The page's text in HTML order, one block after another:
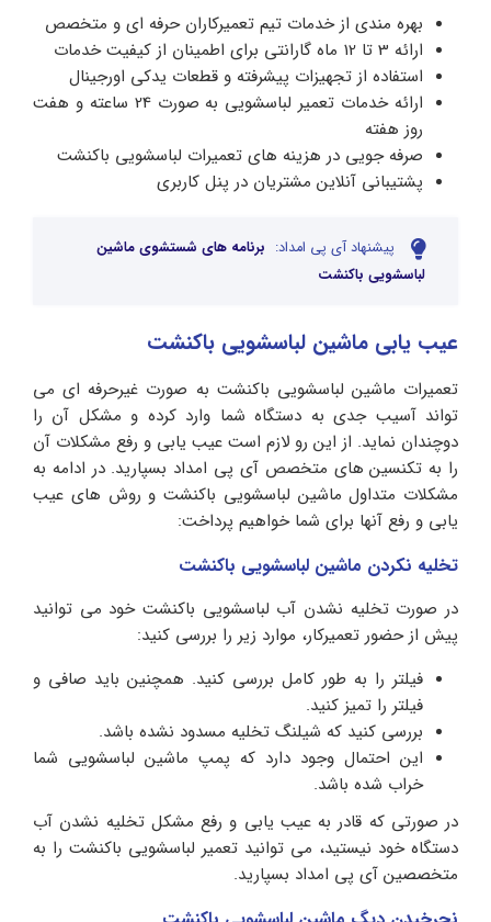
بهره مندی از خدمات تیم تعمیرکاران حرفه ای و متخصص
ارائه 3 تا 12 ماه گارانتی برای اطمینان از کیفیت خدمات
استفاده از تجهیزات پیشرفته و قطعات یدکی اورجینال
ارائه خدمات تعمیر لباسشویی به صورت 24 ساعته و هفت
روز هفته
صرفه جویی در هزینه های تعمیرات لباسشویی باکنشت
پشتیبانی آنلاین مشتریان در پنل کاربری
پیشنهاد آی پی امداد: برنامه های شستشوی ماشین
لباسشویی باکنشت
عیب یابی ماشین لباسشویی باکنشت
تعمیرات ماشین لباسشویی باکنشت به صورت غیرحرفه ای می
تواند آسیب جدی به دستگاه شما وارد کرده و مشکل آن را
دوچندان نماید. از این رو لازم است عیب یابی و رفع مشکلات آن
را به تکنسین های متخصص آی پی امداد بسپارید. در ادامه به
مشکلات متداول ماشین لباسشویی باکنشت و روش های عیب
یابی و رفع آنها برای شما خواهیم پرداخت:
تخلیه نکردن ماشین لباسشویی باکنشت
در صورت تخلیه نشدن آب لباسشویی باکنشت خود می توانید
پیش از حضور تعمیرکار، موارد زیر را بررسی کنید:
فیلتر را به طور کامل بررسی کنید. همچنین باید صافی و
فیلتر را تمیز کنید.
بررسی کنید که شیلنگ تخلیه مسدود نشده باشد.
این احتمال وجود دارد که پمپ ماشین لباسشویی شما
خراب شده باشد.
در صورتی که قادر به عیب یابی و رفع مشکل تخلیه نشدن آب
دستگاه خود نیستید، می توانید تعمیر لباسشویی باکنشت را به
متخصصین آی پی امداد بسپارید.